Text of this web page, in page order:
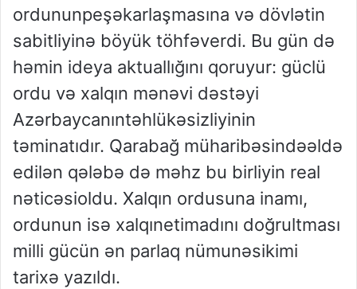
ordununpeşəkarlaşmasına və dövlətin
sabitliyinə böyük töhfəverdi. Bu gün də
həmin ideya aktuallığını qoruyur: güclü
ordu və xalqın mənəvi dəstəyi
Azərbaycanıntəhlükəsizliyinin
təminatıdır. Qarabağ müharibəsindəəldə
edilən qələbə də məhz bu birliyin real
nəticəsioldu. Xalqın ordusuna inamı,
ordunun isə xalqınetimadını doğrultması
milli gücün ən parlaq nümunəsikimi
tarixə yazıldı.